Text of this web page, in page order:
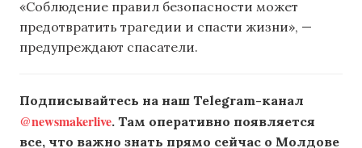
«Соблюдение правил безопасности может
предотвратить трагедии и спасти жизни», —
предупреждают спасатели.
Подписывайтесь на наш Telegram-канал
@newsmakerlive. Там оперативно появляется
все, что важно знать прямо сейчас о Молдове